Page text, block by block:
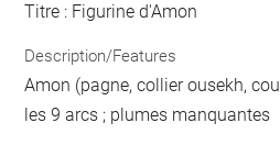
Titre : Figurine d'Amon
Description/Features
Amon (pagne, collier ousekh,
les 9 arcs ; plumes manquantes